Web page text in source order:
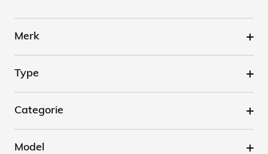
Merk
Type
Categorie
Model